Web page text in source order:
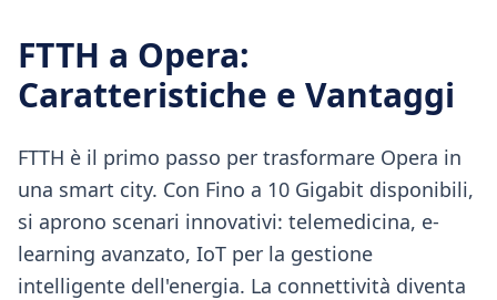
FTTH a Opera:
Caratteristiche e Vantaggi
FTTH è il primo passo per trasformare Opera in
una smart city. Con Fino a 10 Gigabit disponibili,
si aprono scenari innovativi: telemedicina, e-
learning avanzato, IoT per la gestione
intelligente dell'energia. La connettività diventa